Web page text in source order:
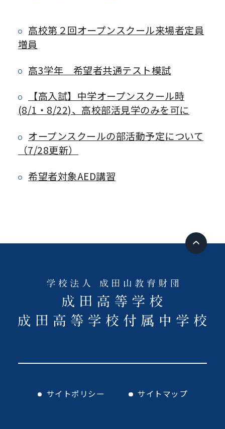
高校第２回オープンスクール来場者定員
増員
高3学年 希望者共通テスト模試
【高入試】中学オープンスクール時
(8/1・8/22)、高校部活見学のみを可に
オープンスクールの部活動予定について
（7/28更新）
希望者対象AED講習
サイトポリシー サイトマップ